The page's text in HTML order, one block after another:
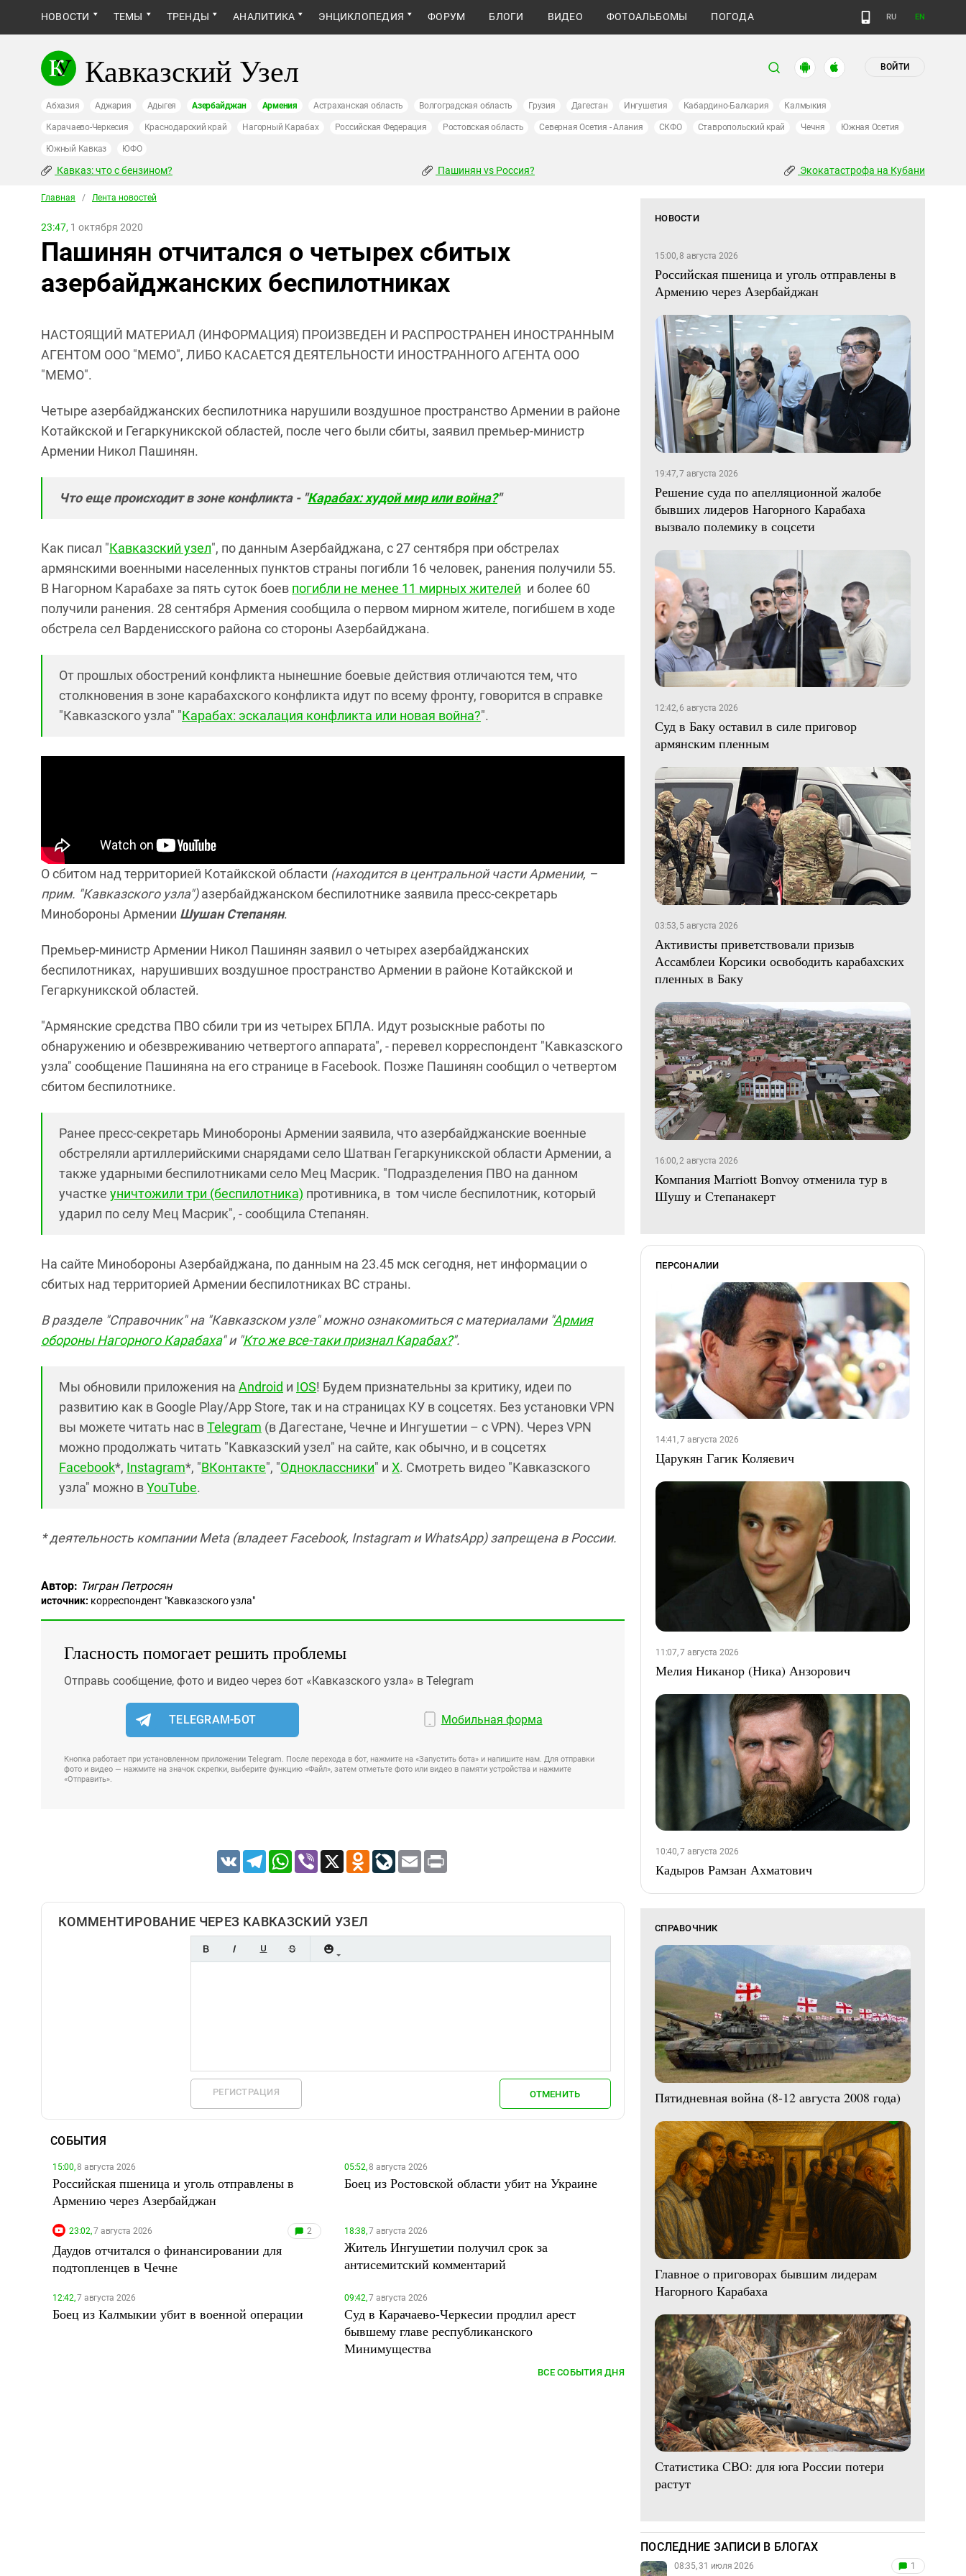
НОВОСТИ ТЕМЫ ТРЕНДЫ АНАЛИТИКА ЭНЦИКЛОПЕДИЯ ФОРУМ БЛОГИ ВИДЕО ФОТОАЛЬБОМЫ ПОГОДА RU EN
Кавказский Узел ВОЙТИ
Абхазия Аджария Адыгея Азербайджан Армения Астраханская область Волгоградская область Грузия Дагестан Ингушетия Кабардино-Балкария Калмыкия
Карачаево-Черкесия Краснодарский край Нагорный Карабах Российская Федерация Ростовская область Северная Осетия - Алания СКФО Ставропольский край Чечня Южная Осетия
Южный Кавказ ЮФО
Кавказ: что с бензином? Пашинян vs Россия? Экокатастрофа на Кубани
Главная / Лента новостей
23:47, 1 октября 2020
Пашинян отчитался о четырех сбитых
азербайджанских беспилотниках
НАСТОЯЩИЙ МАТЕРИАЛ (ИНФОРМАЦИЯ) ПРОИЗВЕДЕН И РАСПРОСТРАНЕН ИНОСТРАННЫМ
АГЕНТОМ ООО "МЕМО", ЛИБО КАСАЕТСЯ ДЕЯТЕЛЬНОСТИ ИНОСТРАННОГО АГЕНТА ООО
"МЕМО".
Четыре азербайджанских беспилотника нарушили воздушное пространство Армении в районе
Котайкской и Гегаркуникской областей, после чего были сбиты, заявил премьер-министр
Армении Никол Пашинян.
Что еще происходит в зоне конфликта - "Карабах: худой мир или война?"
Как писал "Кавказский узел", по данным Азербайджана, с 27 сентября при обстрелах
армянскими военными населенных пунктов страны погибли 16 человек, ранения получили 55.
В Нагорном Карабахе за пять суток боев погибли не менее 11 мирных жителей и более 60
получили ранения. 28 сентября Армения сообщила о первом мирном жителе, погибшем в ходе
обстрела сел Варденисского района со стороны Азербайджана.
От прошлых обострений конфликта нынешние боевые действия отличаются тем, что
столкновения в зоне карабахского конфликта идут по всему фронту, говорится в справке
"Кавказского узла" "Карабах: эскалация конфликта или новая война?".
О сбитом над территорией Котайкской области (находится в центральной части Армении, –
прим. "Кавказского узла")азербайджанском беспилотнике заявила пресс-секретарь
Минобороны Армении Шушан Степанян.
Премьер-министр Армении Никол Пашинян заявил о четырех азербайджанских
беспилотниках, нарушивших воздушное пространство Армении в районе Котайкской и
Гегаркуникской областей.
"Армянские средства ПВО сбили три из четырех БПЛА. Идут розыскные работы по
обнаружению и обезвреживанию четвертого аппарата", - перевел корреспондент "Кавказского
узла" сообщение Пашиняна на его странице в Facebook. Позже Пашинян сообщил о четвертом
сбитом беспилотнике.
Ранее пресс-секретарь Минобороны Армении заявила, что азербайджанские военные
обстреляли артиллерийскими снарядами село Шатван Гегаркуникской области Армении, а
также ударными беспилотниками село Мец Масрик. "Подразделения ПВО на данном
участке уничтожили три (беспилотника) противника, в том числе беспилотник, который
ударил по селу Мец Масрик", - сообщила Степанян.
На сайте Минобороны Азербайджана, по данным на 23.45 мск сегодня, нет информации о
сбитых над территорией Армении беспилотниках ВС страны.
В разделе "Справочник" на "Кавказском узле" можно ознакомиться с материалами "Армия
обороны Нагорного Карабаха" и "Кто же все-таки признал Карабах?".
Мы обновили приложения на Android и IOS! Будем признательны за критику, идеи по
развитию как в Google Play/App Store, так и на страницах КУ в соцсетях. Без установки VPN
вы можете читать нас вTelegram (в Дагестане, Чечне и Ингушетии – с VPN). Через VPN
можно продолжать читать "Кавказский узел" на сайте, как обычно, и в соцсетях
Facebook*, Instagram*, "ВКонтакте", "Одноклассники" и X. Смотреть видео "Кавказского
узла" можно вYouTube.
* деятельность компании Meta (владеет Facebook, Instagram и WhatsApp) запрещена в России.
Автор: Тигран Петросян
источник: корреспондент "Кавказского узла"
Гласность помогает решить проблемы
Отправь сообщение, фото и видео через бот «Кавказского узла» в Telegram
TELEGRAM-БОТ Мобильная форма
Кнопка работает при установленном приложении Telegram. После перехода в бот, нажмите на «Запустить бота» и напишите нам. Для отправки
фото и видео — нажмите на значок скрепки, выберите функцию «Файл», затем отметьте фото или видео в памяти устройства и нажмите
«Отправить».
VK TelegramWhatsApp
Viber X Odnoklassniki
LiveJournal
Email
КОММЕНТИРОВАНИЕ ЧЕРЕЗ КАВКАЗСКИЙ УЗЕЛ
РЕГИСТРАЦИЯ ОТМЕНИТЬ
СОБЫТИЯ
15:00,8 августа 2026
Российская пшеница и уголь отправлены в
Армению через Азербайджан
05:52,8 августа 2026
Боец из Ростовской области убит на Украине
23:02,7 августа 2026 2
Даудов отчитался о финансировании для
подтопленцев в Чечне
18:38,7 августа 2026
Житель Ингушетии получил срок за
антисемитский комментарий
12:42,7 августа 2026
Боец из Калмыкии убит в военной операции
09:42,7 августа 2026
Суд в Карачаево-Черкесии продлил арест
бывшему главе республиканского
Минимущества
ВСЕ СОБЫТИЯ ДНЯ
НОВОСТИ
15:00, 8 августа 2026
Российская пшеница и уголь отправлены в
Армению через Азербайджан
19:47, 7 августа 2026
Решение суда по апелляционной жалобе
бывших лидеров Нагорного Карабаха
вызвало полемику в соцсети
12:42, 6 августа 2026
Суд в Баку оставил в силе приговор
армянским пленным
03:53, 5 августа 2026
Активисты приветствовали призыв
Ассамблеи Корсики освободить карабахских
пленных в Баку
16:00, 2 августа 2026
Компания Marriott Bonvoy отменила тур в
Шушу и Степанакерт
ПЕРСОНАЛИИ
14:41, 7 августа 2026
Царукян Гагик Коляевич
11:07, 7 августа 2026
Мелия Никанор (Ника) Анзорович
10:40, 7 августа 2026
Кадыров Рамзан Ахматович
СПРАВОЧНИК
Пятидневная война (8-12 августа 2008 года)
Главное о приговорах бывшим лидерам
Нагорного Карабаха
Статистика СВО: для юга России потери
растут
ПОСЛЕДНИЕ ЗАПИСИ В БЛОГАХ
08:35, 31 июля 2026 1